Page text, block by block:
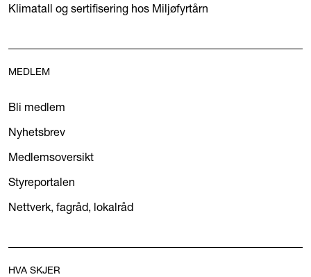
Klimatall og sertifisering hos Miljøfyrtårn
MEDLEM
Bli medlem
Nyhetsbrev
Medlemsoversikt
Styreportalen
Nettverk, fagråd, lokalråd
HVA SKJER